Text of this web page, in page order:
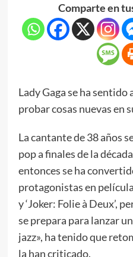
Comparte en
Lady Gaga se ha sentido
probar cosas nuevas en
La cantante de 38 años
pop a finales de la
entonces se ha
protagonistas en
y ‘Joker: Folie à Deux’,
se prepara para lanzar
jazz», ha tenido que
la han criticado.